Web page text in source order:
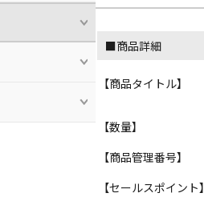
■商品詳細
【商品タイトル】
【数量】
【商品管理番号】
【セールスポイント】